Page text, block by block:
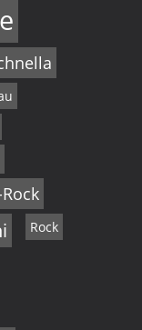
Rock